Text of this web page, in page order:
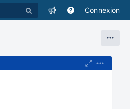
Connexion